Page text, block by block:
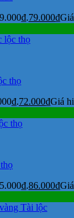
79.000₫
thọ
72.000₫Giá
86.000₫